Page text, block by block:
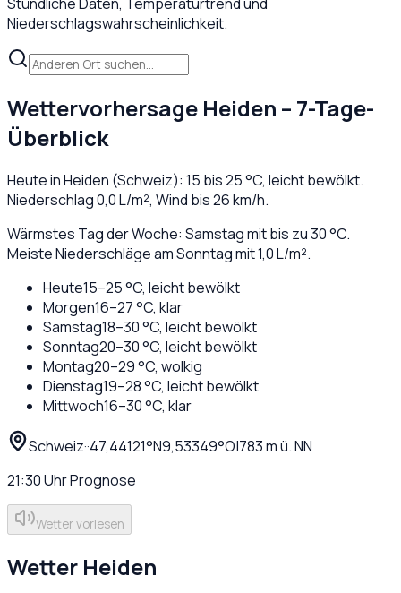
Niederschlagswahrscheinlichkeit.
Wettervorhersage Heiden – 7-Tage-
Überblick
Heute inHeiden (Schweiz): 15 bis25°C, leicht bewölkt.
Niederschlag0,0L/m², Wind bis26km/h.
Wärmstes Tag der Woche: Samstag mit bis zu 30 °C.
Meiste Niederschläge am Sonntag mit 1,0 L/m².
Heute15–25°C, leicht bewölkt
Morgen16–27°C, klar
Samstag18–30°C, leicht bewölkt
Sonntag20–30°C, leicht bewölkt
Montag20–29°C, wolkig
Dienstag19–28°C, leicht bewölkt
Mittwoch16–30°C, klar
Schweiz··47,44121°N9,53349°O|783m ü. NN
21:30UhrPrognose
Wetter vorlesen
Wetter Heiden